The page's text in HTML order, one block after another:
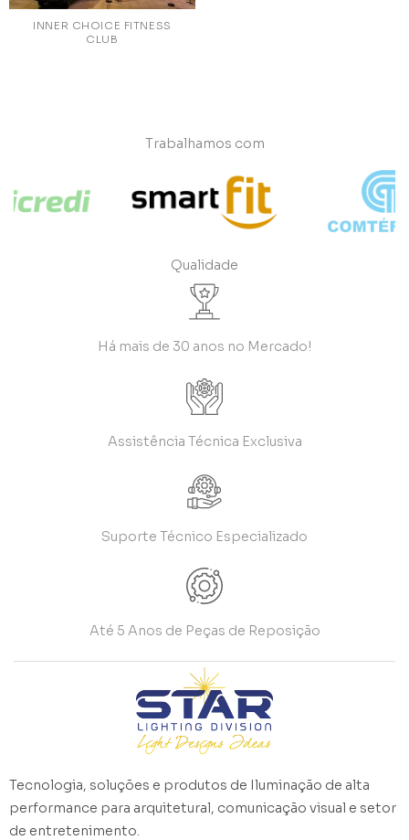
INNER CHOICE FITNESS
CLUB
Trabalhamos com
Qualidade
Há mais de 30 anos no Mercado!
Assistência Técnica Exclusiva
Suporte Técnico Especializado
Até 5 Anos de Peças de Reposição
Tecnologia, soluções e produtos de Iluminação de alta
performance para arquitetural, comunicação visual e setor
de entretenimento.